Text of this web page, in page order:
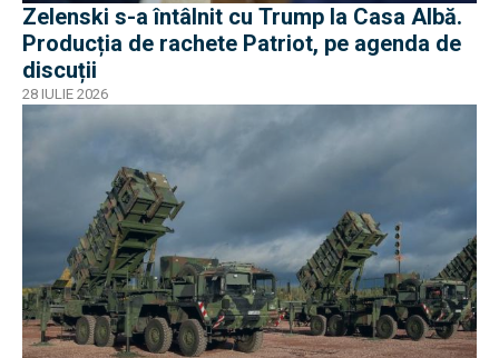
Zelenski s-a întâlnit cu Trump la Casa Albă.
Producția de rachete Patriot, pe agenda de
discuții
28 IULIE 2026